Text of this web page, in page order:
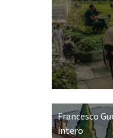
Francesco
intero